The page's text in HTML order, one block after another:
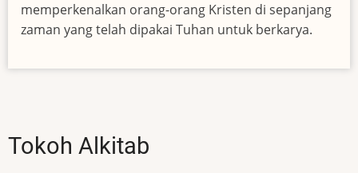
memperkenalkan orang-orang Kristen di sepanjang
zaman yang telah dipakai Tuhan untuk berkarya.
Tokoh Alkitab